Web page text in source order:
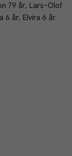
79 år, Lars-Olof
6 år, Elvira 6 år.